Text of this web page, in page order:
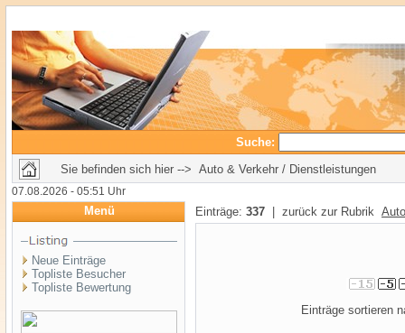
Suche:
Sie befinden sich hier --> Auto & Verkehr / Dienstleistungen
07.08.2026 - 05:51 Uhr
Menü
Neue Einträge
Topliste Besucher
Topliste Bewertung
Einträge: 337 | zurück zur Rubrik
Einträge sortieren